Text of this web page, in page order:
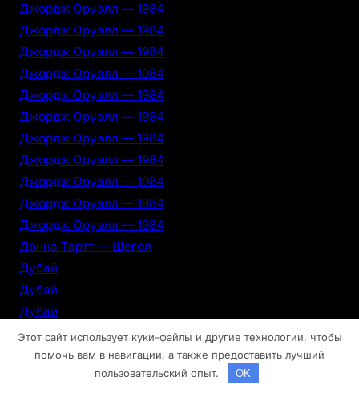
Джордж Оруэлл — 1984
Джордж Оруэлл — 1984
Джордж Оруэлл — 1984
Джордж Оруэлл — 1984
Джордж Оруэлл — 1984
Джордж Оруэлл — 1984
Джордж Оруэлл — 1984
Джордж Оруэлл — 1984
Джордж Оруэлл — 1984
Джордж Оруэлл — 1984
Джордж Оруэлл — 1984
Донна Тартт — Щегол
Дубай
Дубай
Дубай
Дубай
Дубай
Этот сайт использует куки-файлы и другие технологии, чтобы
помочь вам в навигации, а также предоставить лучший
пользовательский опыт.
OK